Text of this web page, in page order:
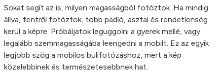
Sokat segít az is, milyen magasságból fotóztok. Ha mindig
állva, fentről fotóztok, több padló, asztal és rendetlenség
kerül a képre. Próbáljatok leguggolni a gyerek mellé, vagy
legalább szemmagasságába leengedni a mobilt. Ez az egyik
legjobb szög a mobilos bulifotózáshoz, mert a kép
közelebbinek és természetesebbnek hat.